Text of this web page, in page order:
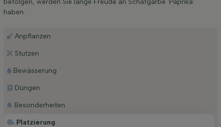
befolgen, werden Sie lange Freude an Schafgarbe 'Paprika'
haben.
Platzierung
Anpflanzen
Stutzen
Bewässerung
Düngen
Besonderheiten